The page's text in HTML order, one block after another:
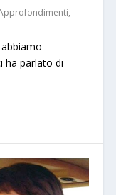
,
ha parlato di